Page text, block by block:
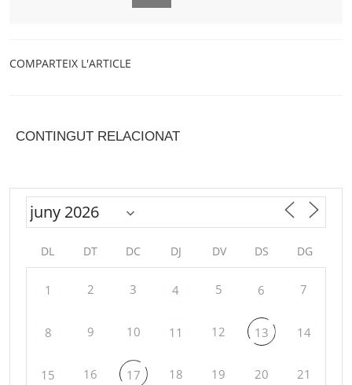
COMPARTEIX L'ARTICLE
CONTINGUT RELACIONAT
DL DT DC DJ DV DS DG
1 2 3 4 5 6 7
8 9 10 11 12 13 14
15 16 17 18 19 20 21